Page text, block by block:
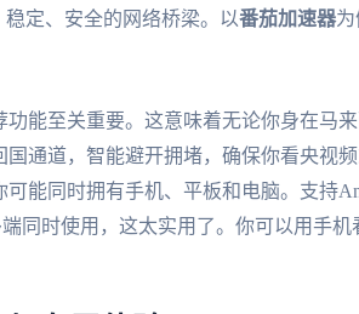
定、安全的网络桥梁。以番茄加速器为
能至关重要。这意味着无论你身在马来
通道，智能避开拥堵，确保你看央视
能同时拥有手机、平板和电脑。支持
同时使用，这太实用了。你可以用手